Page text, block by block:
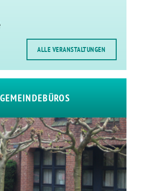
ALLE VERANSTALTUNGEN
GEMEINDEBÜROS